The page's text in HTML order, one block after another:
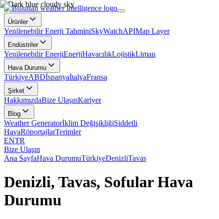
Ürünler
Yenilenebilir Enerji TahminiSkyWatchAPIMap Layer
Endüstriler
Yenilenebilir EnerjiEnerjiHavacılıkLojistikLiman
Hava Durumu
TürkiyeABDİspanyaİtalyaFransa
Şirket
HakkımızdaBize UlaşınKariyer
Blog
Weather Generatorİklim DeğişikliğiŞiddetli
HavaRöportajlarTerimler
ENTR
Bize Ulaşın
Ana SayfaHava DurumuTürkiyeDenizliTavas
Denizli, Tavas, Sofular Hava
Durumu